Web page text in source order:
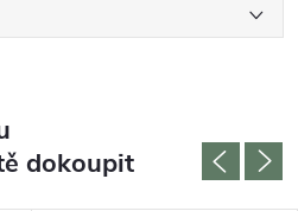
dokoupit